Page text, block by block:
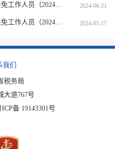
人员（2024年6月） 2024-06-21
人员（2024年4月） 2024-05-17
我们
税务局
大道767号
ICP备 19143301号